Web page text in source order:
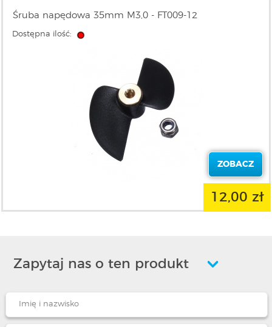
Śruba napędowa 35mm M3,0 - FT009-12
Dostępna ilość:
ZOBACZ
12,00 zł
Zapytaj nas o ten produkt